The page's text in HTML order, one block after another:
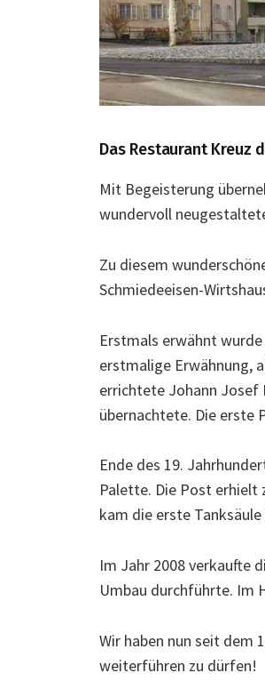
Das Restaurant Kreuz
Mit Begeisterung
wundervoll
Zu diesem
Schmiedeeisen-
Erstmals erwähnt
erstmalige Erwähnung,
errichtete Johann Josef
übernachtete. Die erste
Ende des 19.
Palette. Die Post erhielt
kam die erste
Im Jahr 2008 verkaufte
Umbau durchführte. Im
Wir haben nun seit dem
weiterführen zu dürfen!